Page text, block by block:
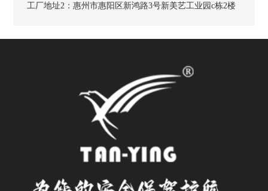
工厂地址2： 惠州市惠阳区新鸿路3号新美艺工业园c栋2楼